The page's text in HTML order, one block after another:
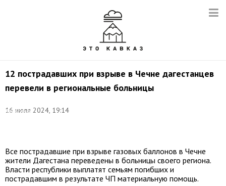
12 пострадавших при взрыве в Чечне дагестанцев
перевели в региональные больницы
16 июля 2024, 19:14
Александр
Все пострадавшие при взрыве газовых баллонов в Чечне
жители Дагестана переведены в больницы своего региона.
Власти республики выплатят семьям погибших и
пострадавшим в результате ЧП материальную помощь.